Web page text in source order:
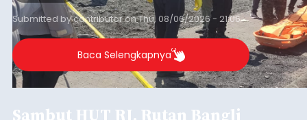
Submitted bycontributoronThu, 08/06/2026 - 21:06
Baca Selengkapnya
Sambut HUT RI, Rutan Bangli